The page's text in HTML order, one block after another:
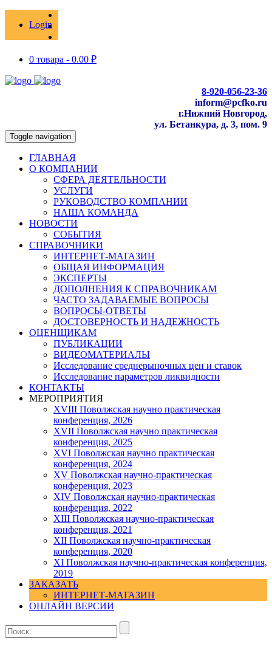
Login
0 товара - 0.00 ₽
8-920-056-23-36
inform@pcfko.ru
г.Нижний Новгород,
ул. Бетанкура, д. 3, пом. 9
Toggle navigation
ГЛАВНАЯ
О КОМПАНИИ
СФЕРА ДЕЯТЕЛЬНОСТИ
УСЛУГИ
РУКОВОДСТВО КОМПАНИИ
НАША КОМАНДА
НОВОСТИ
СОБЫТИЯ
СПРАВОЧНИКИ
ИНТЕРНЕТ-МАГАЗИН
ОБЩАЯ ИНФОРМАЦИЯ
ЭКСПЕРТЫ
ДОПОЛНЕНИЯ К СПРАВОЧНИКАМ
ЧАСТО ЗАДАВАЕМЫЕ ВОПРОСЫ
ВОПРОСЫ-ОТВЕТЫ
ДОСТОВЕРНОСТЬ И НАДЕЖНОСТЬ
ОЦЕНЩИКАМ
ПУБЛИКАЦИИ
ВИДЕОМАТЕРИАЛЫ
Исследование среднерыночных цен и ставок
Исследование параметров ликвидности
КОНТАКТЫ
МЕРОПРИЯТИЯ
XVIII Поволжская научно практическая
конференция, 2026
XVII Поволжская научно практическая
конференция, 2025
XVI Поволжская научно практическая
конференция, 2024
ХV Поволжская научно-практическая
конференция, 2023
ХIV Поволжская научно-практическая
конференция, 2022
ХIII Поволжская научно-практическая
конференция, 2021
ХII Поволжская научно-практическая
конференция, 2020
XI Поволжская научно-практическая конференция,
2019
ЗАКАЗАТЬ
ИНТЕРНЕТ-МАГАЗИН
ОНЛАЙН ВЕРСИИ